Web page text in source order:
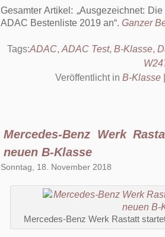
Gesamter Artikel:
Ausgezeichnet:
ADAC Bestenliste 2019 an . Ganzer
Tags:ADAC, ADAC Test, B-Klasse,
Veröffentlicht in B-Klasse
Mercedes-Benz Werk
neuen B-Klasse
Sonntag, 18. November 2018
Mercedes-Benz Werk Rastatt